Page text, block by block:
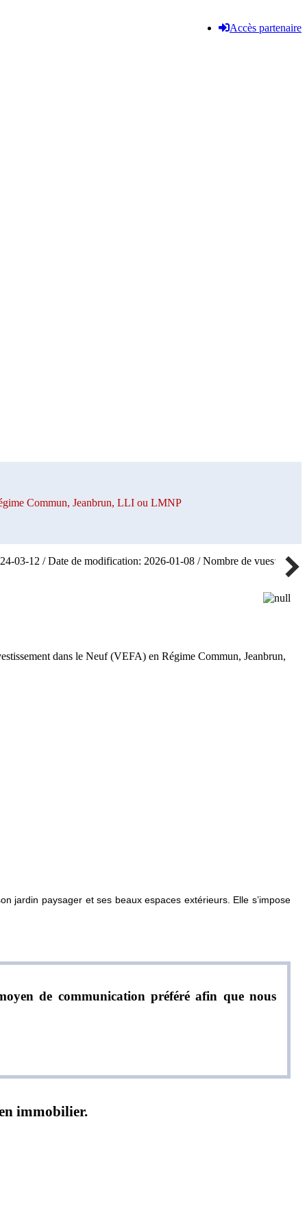
Accès partenaire
Commun, Jeanbrun, LLI ou LMNP
03-12 / Date de modification: 2026-01-08 / Nombre de vues: 75
dans le Neuf (VEFA) en Régime Commun, Jeanbrun,
jardin paysager et ses beaux espaces extérieurs. Elle s’impose
de communication préféré afin que nous
immobilier.